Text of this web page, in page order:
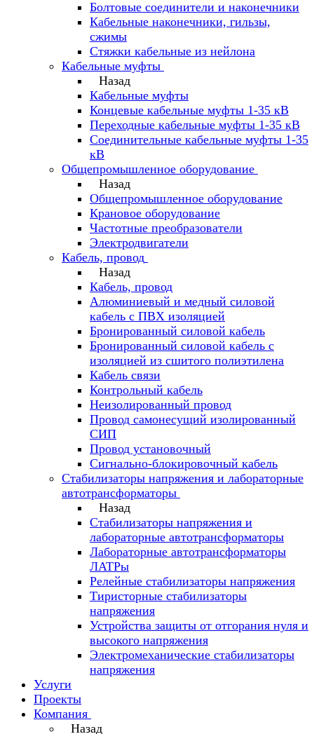
Болтовые соединители и наконечники
Кабельные наконечники, гильзы,
сжимы
Стяжки кабельные из нейлона
Кабельные муфты
Назад
Кабельные муфты
Концевые кабельные муфты 1-35 кВ
Переходные кабельные муфты 1-35 кВ
Соединительные кабельные муфты 1-35
кВ
Общепромышленное оборудование
Назад
Общепромышленное оборудование
Крановое оборудование
Частотные преобразователи
Электродвигатели
Кабель, провод
Назад
Кабель, провод
Алюминиевый и медный силовой
кабель с ПВХ изоляцией
Бронированный силовой кабель
Бронированный силовой кабель с
изоляцией из сшитого полиэтилена
Кабель связи
Контрольный кабель
Неизолированный провод
Провод самонесущий изолированный
СИП
Провод установочный
Сигнально-блокировочный кабель
Стабилизаторы напряжения и лабораторные
автотрансформаторы
Назад
Стабилизаторы напряжения и
лабораторные автотрансформаторы
Лабораторные автотрансформаторы
ЛАТРы
Релейные стабилизаторы напряжения
Тиристорные стабилизаторы
напряжения
Устройства защиты от отгорания нуля и
высокого напряжения
Электромеханические стабилизаторы
напряжения
Услуги
Проекты
Компания
Назад